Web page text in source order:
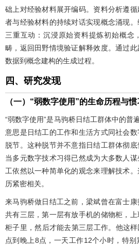
础上对经验材料展开编码。资料分析遵循
者与经验材料的持续对话实现概念涌现
三重互动：沉浸原始资料提炼初始概念
畴，返回田野情境验证解释效度。通过
数据到概念建构的生成过程。
四、研究发现
（一）“弱数字使用”的生命历程与
“弱数字使用”是马驹桥日结工群体中的普
意思是日结工的工作和生活方式同社会
脱节。这种脱节并不意指日结工群体彻
当多元数字技术习得已然成为大多数人
工依然以一种简单化的观念来理解技术
历紧密相关。
来马驹桥做日结工之前，梁斌曾在富士
共有三层，第一层有放手机的储物柜，
柜子里，然后才能去第三层工作。他这
点到晚上8点，一天工作12个小时，特